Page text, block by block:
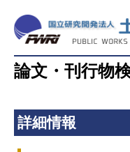
論文・刊行物
詳細情報